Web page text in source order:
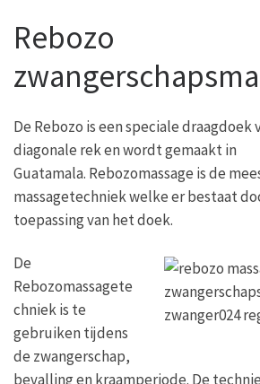
Rebozo
De Rebozo is een speciale draagdoek
diagonale rek en wordt gemaakt in
Guatamala. Rebozomassage is de
massagetechniek welke er bestaat
toepassing van het doek.
De
Rebozomassagete
chniek is te
gebruiken tijdens
de zwangerschap,
bevalling en kraamperiode. De